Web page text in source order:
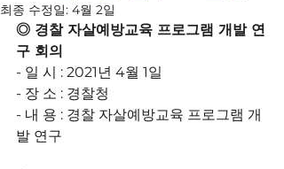
최종 수정일: 4월 2일
◎ 경찰 자살예방교육 프로그램 개발 연
구 회의
- 일 시 : 2021년 4월 1일
- 장 소 : 경찰청
- 내 용 : 경찰 자살예방교육 프로그램 개
발 연구